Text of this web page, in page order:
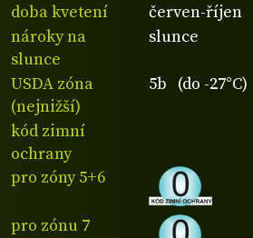
doba kvetení
červen-říjen
nároky na
slunce
slunce
USDA zóna
(nejnižší)
5b (do -27°C)
kód zimní
ochrany
pro zóny 5+6
pro zónu 7